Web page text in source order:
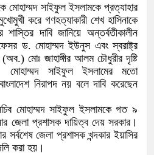
মোহাম্মদ সাইফুল ইসলামকে প্রত্যাহার
করে গণহত্যাকারী শেখ হাসিনাকে
দাবি জানিয়ে অন্তর্বতীকালীন
ড. মোহাম্মদ ইউনুস এবং স্বরাষ্ট্র
(অব.) মোঃ জাহাঙ্গীর আলম চৌধুরীর দৃষ্টি
মোহাম্মদ সাইফুল ইসলামের মতো
নিরাপদ নয় বলে দাবি করেছেন
মোহাম্মদ সাইফুল ইসলামকে গত ৯
জেলা প্রশাসক দায়িত্ব দেয় সরকার।
জেলা প্রশাসক খন্দকার ইয়াসির
করা হয়।